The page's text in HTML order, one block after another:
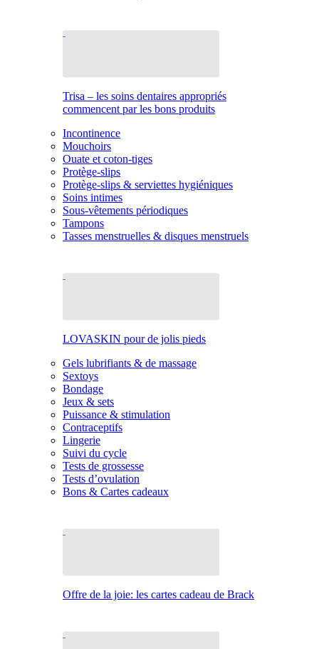
Trisa – les soins dentaires appropriés
commencent par les bons produits
Incontinence
Mouchoirs
Ouate et coton-tiges
Protège-slips
Protège-slips & serviettes hygiéniques
Soins intimes
Sous-vêtements périodiques
Tampons
Tasses menstruelles & disques menstruels
LOVASKIN pour de jolis pieds
Gels lubrifiants & de massage
Sextoys
Bondage
Jeux & sets
Puissance & stimulation
Contraceptifs
Lingerie
Suivi du cycle
Tests de grossesse
Tests d’ovulation
Bons & Cartes cadeaux
Offre de la joie: les cartes cadeau de Brack